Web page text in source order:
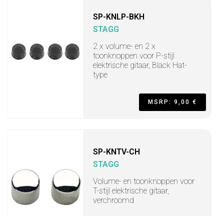
SP-KNLP-BKH
STAGG
2 x volume- en 2 x
toonknoppen voor P-stijl
elektrische gitaar, Black Hat-
type
MSRP: 9,00 €
SP-KNTV-CH
STAGG
Volume- en toonknoppen voor
T-stijl elektrische gitaar,
verchroomd